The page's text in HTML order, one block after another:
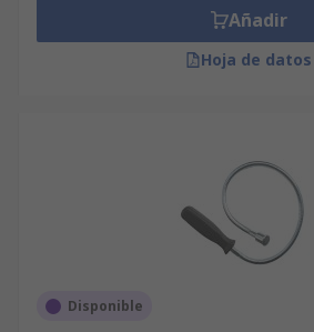
Añadir
Hoja de datos
Disponible